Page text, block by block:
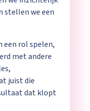
stellen we een
een rol spelen,
met andere
juist die
dat klopt